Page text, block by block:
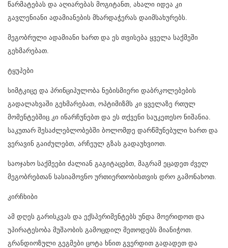
წარმატებას და აღიარებას მოგიტანთ, ახალი იდეა კი
გავლენიანი ადამიანების მხარდაჭერას დაიმსახურებს.
მეგობრული ადამიანი ხართ და ეს თვისება ყველა საქმეში
გეხმარებათ.
ტყუპები
სიმტკიცე და პრინციპულობა ნებისმიერი დაბრკოლებების
გადალახვაში გეხმარებათ, ოპტიმიზმს კი ყველაზე რთულ
მომენტებშიც კი ინარჩუნებთ და ეს თქვენი საუკეთესო ნიშანია.
საკუთარ შესაძლებლობებში ბოლომდე დარწმუნებული ხართ და
ვერავინ გაიძულებთ, არჩეულ გზას გადაუხვიოთ.
საოჯახო საქმეები ძალიან გაგიტაცებთ, მაგრამ ეცადეთ ძველ
მეგობრებთან სასიამოვნო ურთიერთობისთვის დრო გამონახოთ.
კირჩხიბი
ამ დღეს გარისკვას და ექსპერიმენტებს უნდა მოერიდოთ და
უპირატესობა მუშაობის გამოცდილ მეთოდებს მიანიჭოთ.
გრანდიოზული გეგმები ცოტა ხნით გვერდით გადადეთ და